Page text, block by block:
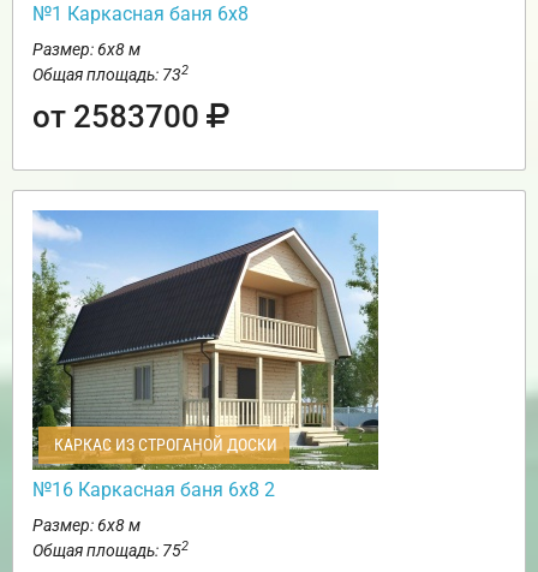
№1 Каркасная баня 6х8
Размер: 6х8 м
Общая площадь: 732
от 2583700
КАРКАС ИЗ СТРОГАНОЙ ДОСКИ
№16 Каркасная баня 6х8 2
Размер: 6х8 м
Общая площадь: 752